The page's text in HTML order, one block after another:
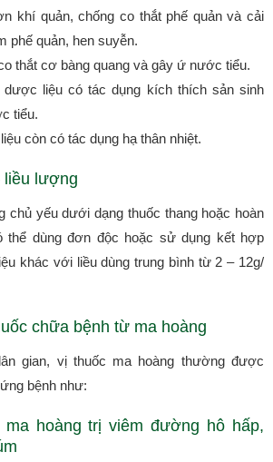
khí quản, chống co thắt phế quản và cải
phế quản, hen suyễn.
thắt cơ bàng quang và gây ứ nước tiểu.
dược liệu có tác dụng kích thích sản sinh
tiểu.
còn có tác dụng hạ thân nhiệt.
liều lượng
chủ yếu dưới dạng thuốc thang hoặc hoàn
thể dùng đơn độc hoặc sử dụng kết hợp
khác với liều dùng trung bình từ 2 – 12g/
chữa bệnh từ ma hoàng
gian, vị thuốc ma hoàng thường được
bệnh như:
ma hoàng trị viêm đường hô hấp,